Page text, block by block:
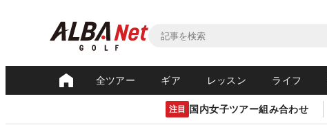
全ツアー ギア レッスン ライフ
注目 国内女子ツアー組み合わせ